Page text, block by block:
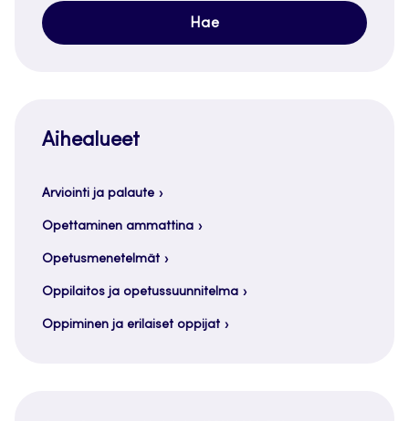
Aihealueet
Arviointi ja palaute
Opettaminen ammattina
Opetusmenetelmät
Oppilaitos ja opetussuunnitelma
Oppiminen ja erilaiset oppijat